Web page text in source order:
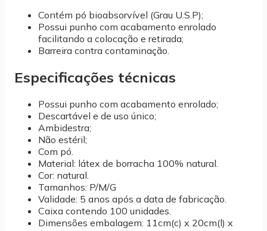
Contém pó bioabsorvível (Grau U.S.P);
Possui punho com acabamento enrolado
facilitando a colocação e retirada;
Barreira contra contaminação.
Especificações técnicas
Possui punho com acabamento enrolado;
Descartável e de uso único;
Ambidestra;
Não estéril;
Com pó.
Material: látex de borracha 100% natural.
Cor: natural.
Tamanhos: P/M/G
Validade: 5 anos após a data de fabricação.
Caixa contendo 100 unidades.
Dimensões embalagem: 11cm(c) x 20cm(l) x